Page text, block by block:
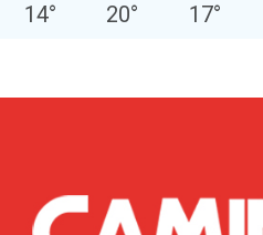
14° 20° 17°